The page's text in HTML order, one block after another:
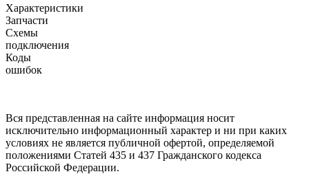
Характеристики
Запчасти
Схемы
подключения
Коды
ошибок
Вся представленная на сайте информация носит
исключительно информационный характер и ни при каких
условиях не является публичной офертой, определяемой
положениями Статей 435 и 437 Гражданского кодекса
Российской Федерации.